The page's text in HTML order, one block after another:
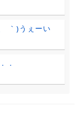
｀)うぇーい
．